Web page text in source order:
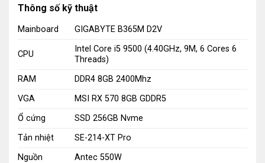
Máy vi tính chơi game, đồ họa I5-9500 giá rẻ tphcm
dụng hàng ngày, làm việc thiết kế đồ họa đơn giản, chơi
game với hiệu suất khá ổn.
cung cấp đủ các cổng kết nối và hỗ trợ đa nhiệm tốt.
Thông số kỹ thuật
Mainboard GIGABYTE B365M D2V
CPU
Intel Core i5 9500 (4.40GHz, 9M, 6 Cores 6
Threads)
RAM
DDR4 8GB 2400Mhz
VGA
MSI RX 570 8GB GDDR5
Ổ cứng
SSD 256GB Nvme
Tản nhiệt
SE-214-XT Pro
Nguồn
Antec 550W